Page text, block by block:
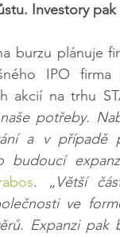
Investory
burzu plánuje
IPO
akcií na trhu
potřeby.
a v případě
budoucí
. „Větší
ve
Expanzi